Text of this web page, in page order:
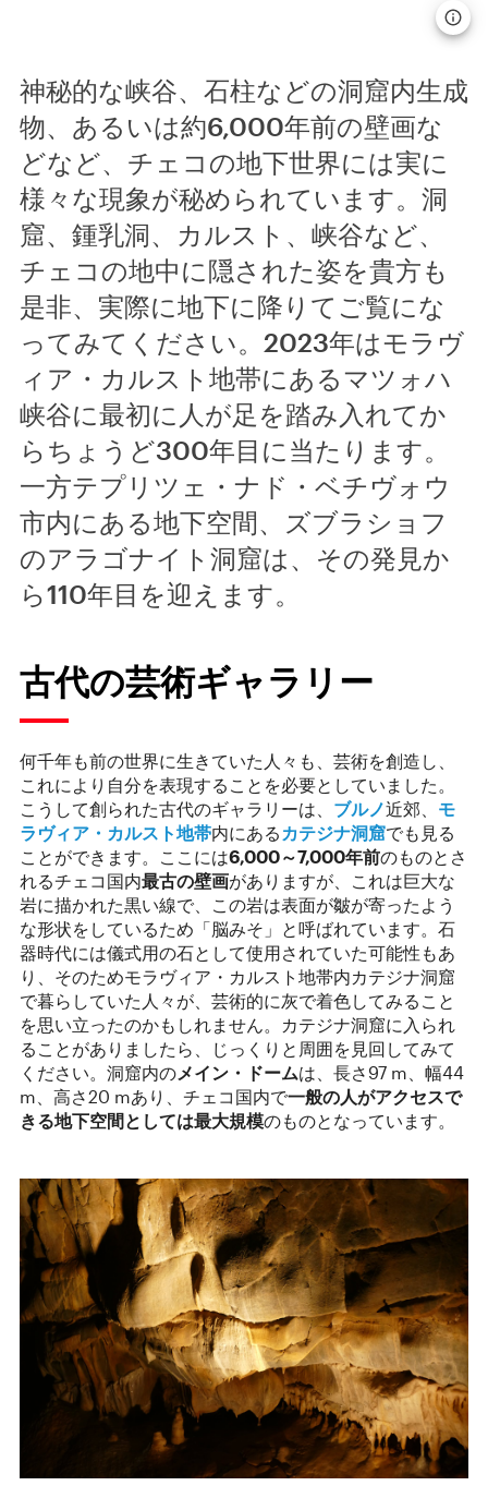
神秘的な峡谷、石柱などの洞窟内生成
物、あるいは約6,000年前の壁画な
どなど、チェコの地下世界には実に
様々な現象が秘められています。洞
窟、鍾乳洞、カルスト、峡谷など、
チェコの地中に隠された姿を貴方も
是非、実際に地下に降りてご覧にな
ってみてください。2023年はモラヴ
ィア・カルスト地帯にあるマツォハ
峡谷に最初に人が足を踏み入れてか
らちょうど300年目に当たります。
一方テプリツェ・ナド・ベチヴォウ
市内にある地下空間、ズブラショフ
のアラゴナイト洞窟は、その発見か
ら110年目を迎えます。
古代の芸術ギャラリー
何千年も前の世界に生きていた人々も、芸術を創造し、
これにより自分を表現することを必要としていました。
こうして創られた古代のギャラリーは、 ブルノ近郊、 モ
ラヴィア・カルスト地帯内にある カテジナ洞窟でも見る
ことができます。ここには6,000～7,000年前のものとさ
れるチェコ国内最古の壁画がありますが、これは巨大な
岩に描かれた黒い線で、この岩は表面が皺が寄ったよう
な形状をしているため「脳みそ」と呼ばれています。石
器時代には儀式用の石として使用されていた可能性もあ
り、そのためモラヴィア・カルスト地帯内カテジナ洞窟
で暮らしていた人々が、芸術的に灰で着色してみること
を思い立ったのかもしれません。カテジナ洞窟に入られ
ることがありましたら、じっくりと周囲を見回してみて
ください。洞窟内のメイン・ドームは、長さ97 m、幅44
m、高さ20 mあり、チェコ国内で一般の人がアクセスで
きる地下空間としては最大規模のものとなっています。